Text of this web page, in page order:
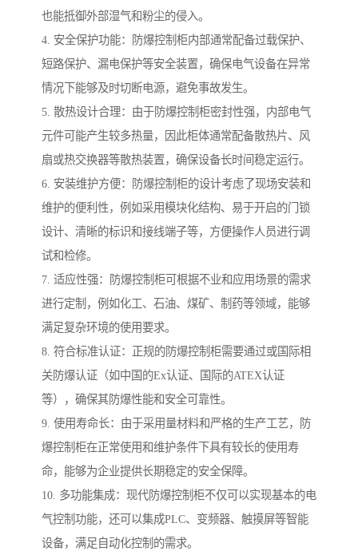
也能抵御外部湿气和粉尘的侵入。
4. 安全保护功能：防爆控制柜内部通常配备过载保护、
短路保护、漏电保护等安全装置，确保电气设备在异常
情况下能够及时切断电源，避免事故发生。
5. 散热设计合理：由于防爆控制柜密封性强，内部电气
元件可能产生较多热量，因此柜体通常配备散热片、风
扇或热交换器等散热装置，确保设备长时间稳定运行。
6. 安装维护方便：防爆控制柜的设计考虑了现场安装和
维护的便利性，例如采用模块化结构、易于开启的门锁
设计、清晰的标识和接线端子等，方便操作人员进行调
试和检修。
7. 适应性强：防爆控制柜可根据不业和应用场景的需求
进行定制，例如化工、石油、煤矿、制药等领域，能够
满足复杂环境的使用要求。
8. 符合标准认证：正规的防爆控制柜需要通过或国际相
关防爆认证（如中国的Ex认证、国际的ATEX认证
等），确保其防爆性能和安全可靠性。
9. 使用寿命长：由于采用量材料和严格的生产工艺，防
爆控制柜在正常使用和维护条件下具有较长的使用寿
命，能够为企业提供长期稳定的安全保障。
10. 多功能集成：现代防爆控制柜不仅可以实现基本的电
气控制功能，还可以集成PLC、变频器、触摸屏等智能
设备，满足自动化控制的需求。